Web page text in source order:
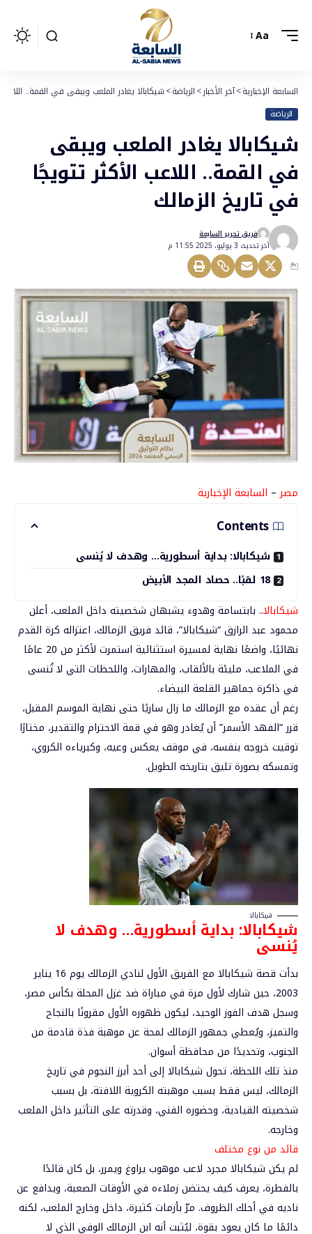
Aa
السابعة الإخبارية>آخر الأخبار>الرياضة>شيكابالا يغادر الملعب ويبقى في القمة.. اللاعب
الرياضة
شيكابالا يغادر الملعب ويبقى
في القمة.. اللاعب الأكثر تتويجًا
في تاريخ الزمالك
أخر تحديث 3 يوليو، 2025 11:55 م
فريق تحرير السابعة
مصر– السابعة الإخبارية
Contents
شيكابالا: بداية أسطورية… وهدف لا يُنسى
18 لقبًا.. حصاد المجد الأبيض
شيكابالا.. بابتسامة وهدوء يشبهان شخصيته داخل الملعب، أعلن
محمود عبد الرازق “شيكابالا”، قائد فريق الزمالك، اعتزاله كرة القدم
نهائيًا، واضعًا نهاية لمسيرة استثنائية استمرت لأكثر من 20 عامًا
في الملاعب، مليئة بالألقاب، والمهارات، واللحظات التي لا تُنسى
في ذاكرة جماهير القلعة البيضاء.
رغم أن عقده مع الزمالك ما زال ساريًا حتى نهاية الموسم المقبل،
قرر “الفهد الأسمر” أن يُغادر وهو في قمة الاحترام والتقدير، مختارًا
توقيت خروجه بنفسه، في موقف يعكس وعيه، وكبرياءه الكروي،
وتمسكه بصورة تليق بتاريخه الطويل.
شيكابالا
شيكابالا: بداية أسطورية… وهدف لا
يُنسى
بدأت قصة شيكابالا مع الفريق الأول لنادي الزمالك يوم
16 يناير
2003، حين شارك لأول مرة في مباراة ضد غزل المحلة بكأس مصر،
وسجل هدف الفوز الوحيد، ليكون ظهوره الأول مقرونًا بالنجاح
والتميز، ويُعطي جمهور الزمالك لمحة عن موهبة فذة قادمة من
الجنوب، وتحديدًا من محافظة أسوان.
منذ تلك اللحظة، تحول شيكابالا إلى أحد أبرز النجوم في تاريخ
الزمالك، ليس فقط بسبب موهبته الكروية اللافتة، بل بسبب
شخصيته القيادية، وحضوره الفني، وقدرته على التأثير داخل الملعب
وخارجه.
قائد من نوع مختلف
لم يكن شيكابالا مجرد لاعب موهوب يراوغ ويمرر، بل كان قائدًا
بالفطرة، يعرف كيف يحتضن زملاءه في الأوقات الصعبة، ويدافع عن
ناديه في أحلك الظروف. مرّ بأزمات كثيرة، داخل وخارج الملعب، لكنه
دائمًا ما كان يعود بقوة، ليُثبت أنه ابن الزمالك الوفي الذي لا